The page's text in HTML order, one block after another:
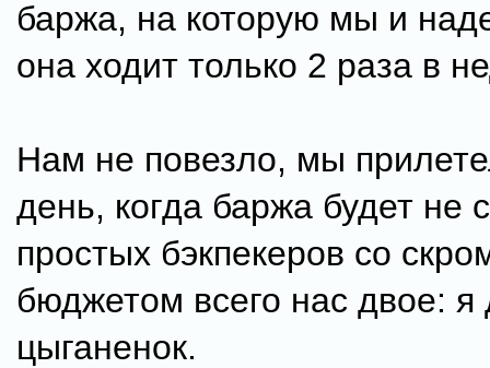
баржа, на которую мы и
она ходит только 2 раза в
Нам не повезло, мы
день, когда баржа будет не
простых бэкпекеров со
бюджетом всего нас двое: я
цыганенок.